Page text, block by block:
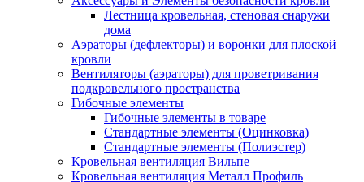
Лестница кровельная, стеновая снаружи
дома
Аэраторы (дефлекторы) и воронки для плоской
кровли
Вентиляторы (аэраторы) для проветривания
подкровельного пространства
Гибочные элементы
Гибочные элементы в товаре
Стандартные элементы (Оцинковка)
Стандартные элементы (Полиэстер)
Кровельная вентиляция Вильпе
Кровельная вентиляция Металл Профиль